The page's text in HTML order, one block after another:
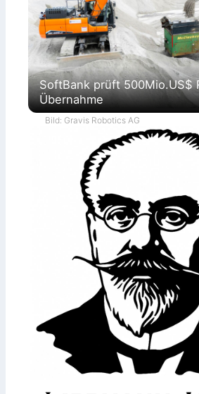
SoftBank prüft 500Mio.US$
Übernahme
Bild: Gravis Robotics AG